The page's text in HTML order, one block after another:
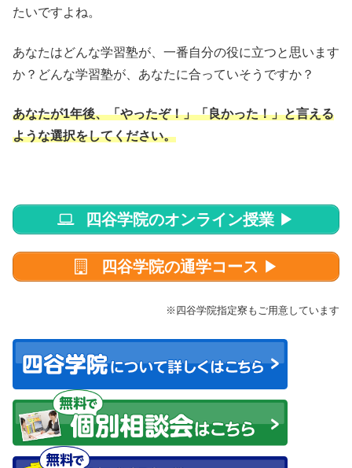
たいですよね。
あなたはどんな学習塾が、一番自分の役に立つと思います
か？どんな学習塾が、あなたに合っていそうですか？
あなたが1年後、「やったぞ！」「良かった！」と言える
ような選択をしてください。
四谷学院のオンライン授業 ▶
四谷学院の通学コース ▶
※四谷学院指定寮もご用意しています